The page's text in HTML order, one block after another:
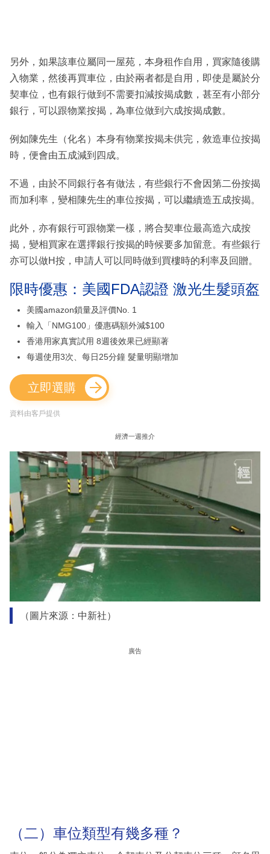
另外，如果該車位屬同一屋苑，本身租作自用，買家隨後購
入物業，然後再買車位，由於兩者都是自用，即使是屬於分
契車位，也有銀行做到不需要扣減按揭成數，甚至有小部分
銀行，可以跟物業按揭，為車位做到六成按揭成數。
例如陳先生（化名）本身有物業按揭未供完，敘造車位按揭
時，便會由五成減到四成。
不過，由於不同銀行各有做法，有些銀行不會因第二份按揭
而加利率，變相陳先生的車位按揭，可以繼續造五成按揭。
此外，亦有銀行可跟物業一樣，將合契車位最高造六成按
揭，變相買家在選擇銀行按揭的時候要多加留意。有些銀行
亦可以做H按，申請人可以同時做到買樓時的利率及回贈。
限時優惠：美國FDA認證 激光生髮頭盔
美國amazon鎖量及評價No. 1
輸入「NMG100」優惠碼額外減$100
香港用家真實試用 8週後效果已經顯著
每週使用3次、每日25分鐘 髮量明顯增加
立即選購
資料由客戶提供
經濟一週推介
（圖片來源：中新社）
廣告
（二）車位類型有幾多種？